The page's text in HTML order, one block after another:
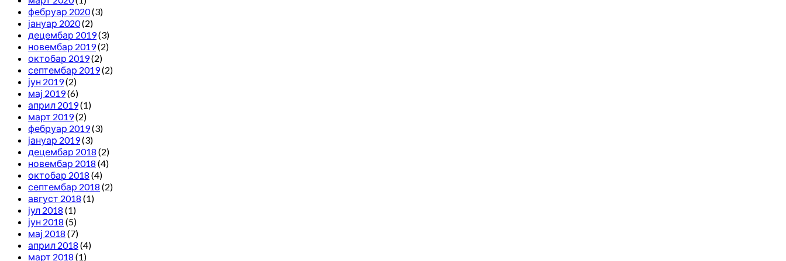
фебруар 2020(3)
јануар 2020(2)
децембар 2019(3)
новембар 2019(2)
октобар 2019(2)
септембар 2019(2)
јун 2019(2)
мај 2019(6)
април 2019(1)
март 2019(2)
фебруар 2019(3)
јануар 2019(3)
децембар 2018 (2)
новембар 2018 (4)
октобар 2018 (4)
септембар 2018 (2)
август 2018 (1)
јул 2018 (1)
јун 2018 (5)
мај 2018 (7)
април 2018 (4)
март 2018 (1)